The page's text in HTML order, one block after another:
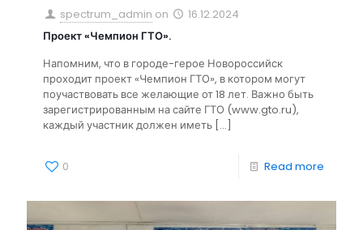
spectrum_admin on
16.12.2024
Проект «Чемпион ГТО».
Напомним, что в городе-герое Новороссийск
проходит проект «Чемпион ГТО», в котором могут
поучаствовать все желающие от 18 лет. Важно быть
зарегистрированным на сайте ГТО (www.gto.ru),
каждый участник должен иметь […]
0 Read more